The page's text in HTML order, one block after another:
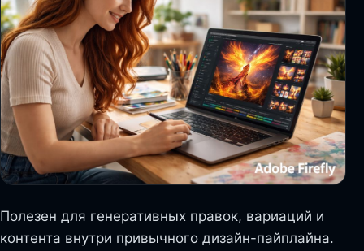
Полезен для генеративных правок, вариаций и
контента внутри привычного дизайн-пайплайна.